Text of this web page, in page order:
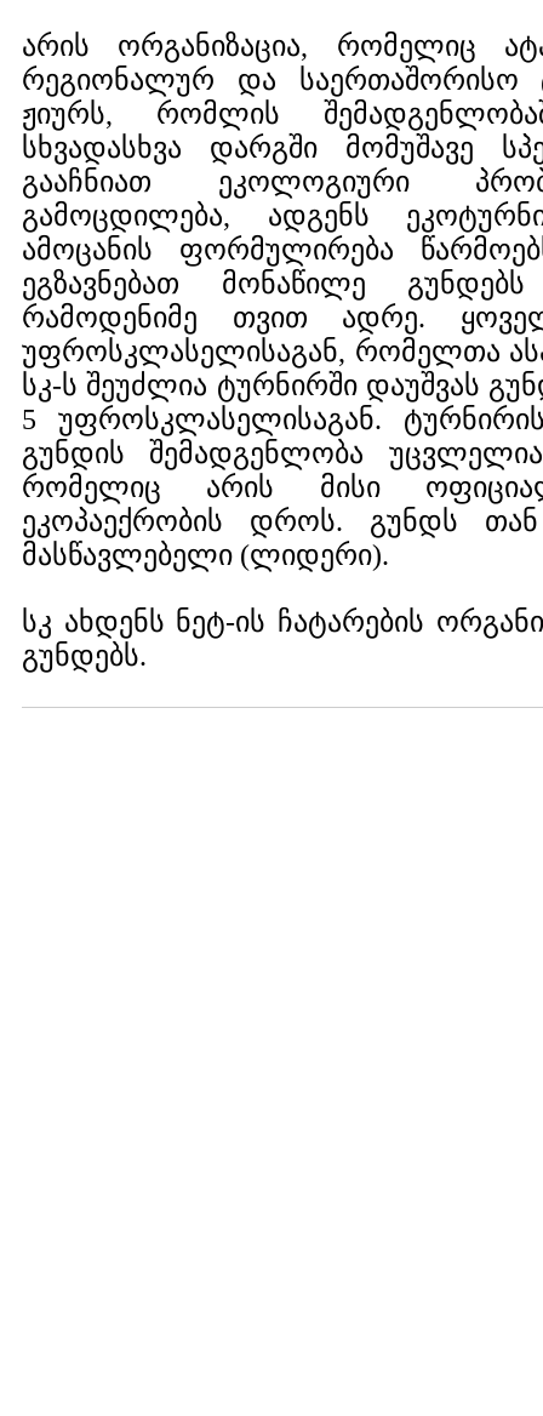
არის ორგანიზაცია, რომელიც
რეგიონალურ და საერთაშორისო
ჟიურს, რომლის
სხვადასხვა დარგში მომუშავე
გააჩნიათ ეკოლოგიური
გამოცდილება, ადგენს
ამოცანის ფორმულირება
ეგზავნებათ მონაწილე
რამოდენიმე თვით ადრე.
უფროსკლასელისაგან, რომელთა
სკ-ს შეუძლია ტურნირში დაუშვას
5 უფროსკლასელისაგან.
გუნდის შემადგენლობა
რომელიც არის მისი
ეკოპაექრობის დროს. გუნდს
მასწავლებელი (ლიდერი).
სკ ახდენს ნეტ-ის ჩატარების
გუნდებს.